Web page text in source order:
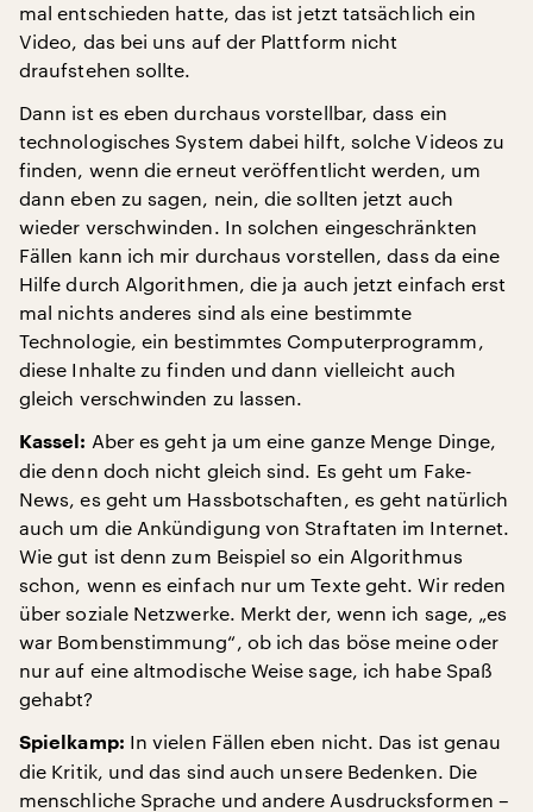
mal entschieden hatte, das ist jetzt tatsächlich ein
Video, das bei uns auf der Plattform nicht
draufstehen sollte.
Dann ist es eben durchaus vorstellbar, dass ein
technologisches System dabei hilft, solche Videos zu
finden, wenn die erneut veröffentlicht werden, um
dann eben zu sagen, nein, die sollten jetzt auch
wieder verschwinden. In solchen eingeschränkten
Fällen kann ich mir durchaus vorstellen, dass da eine
Hilfe durch Algorithmen, die ja auch jetzt einfach erst
mal nichts anderes sind als eine bestimmte
Technologie, ein bestimmtes Computerprogramm,
diese Inhalte zu finden und dann vielleicht auch
gleich verschwinden zu lassen.
Kassel: Aber es geht ja um eine ganze Menge Dinge,
die denn doch nicht gleich sind. Es geht um Fake-
News, es geht um Hassbotschaften, es geht natürlich
auch um die Ankündigung von Straftaten im Internet.
Wie gut ist denn zum Beispiel so ein Algorithmus
schon, wenn es einfach nur um Texte geht. Wir reden
über soziale Netzwerke. Merkt der, wenn ich sage, „es
war Bombenstimmung“, ob ich das böse meine oder
nur auf eine altmodische Weise sage, ich habe Spaß
gehabt?
Spielkamp: In vielen Fällen eben nicht. Das ist genau
die Kritik, und das sind auch unsere Bedenken. Die
menschliche Sprache und andere Ausdrucksformen –